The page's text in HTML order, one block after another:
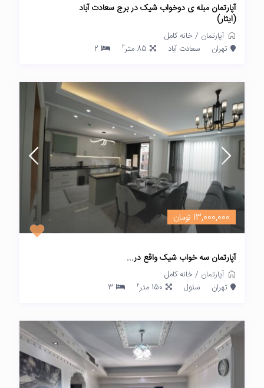
آپارتمان مبله ی دوخواب شیک در برج سعادت آباد
(ایثار)
آپارتمان /خانه کامل
تهران
سعادت آباد 85 متر 2
2
13,000,000 تومان
آپارتمان سه خواب شیک واقع در...
آپارتمان /خانه کامل
تهران
سئول 150 متر 2
3